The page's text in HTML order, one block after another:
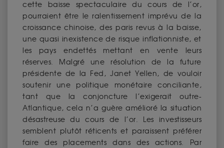
cette baisse spectaculaire du cours de l’or,
pourraient être le ralentissement imprévu de la
croissance chinoise, des paris revus à la baisse,
une quasi inexistence de risque inflationniste, et
les pays endettés mettant en vente leurs
réserves. Malgré une résolution de la future
présidente de la Fed, Janet Yellen, de vouloir
soutenir une politique monétaire conciliante,
tant que la conjoncture l’exigerait outre-
Atlantique, cela n’a guère amélioré la situation
désastreuse du cours de l’or. Les investisseurs
semblent plutôt réticents et paraissent préférer
faire des placements dans des actions. Par